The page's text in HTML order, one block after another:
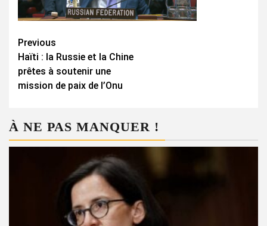
Continue
Reading
Previous
Haïti : la Russie et la Chine
prêtes à soutenir une
mission de paix de l’Onu
À NE PAS MANQUER !